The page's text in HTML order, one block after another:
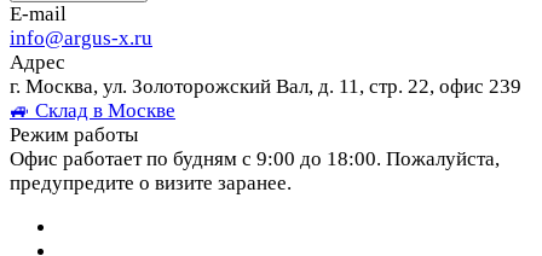
E-mail
info@argus-x.ru
Адрес
г. Москва, ул. Золоторожский Вал, д. 11, стр. 22, офис 239
🚙 Склад в Москве
Режим работы
Офис работает по будням с 9:00 до 18:00. Пожалуйста,
предупредите о визите заранее.